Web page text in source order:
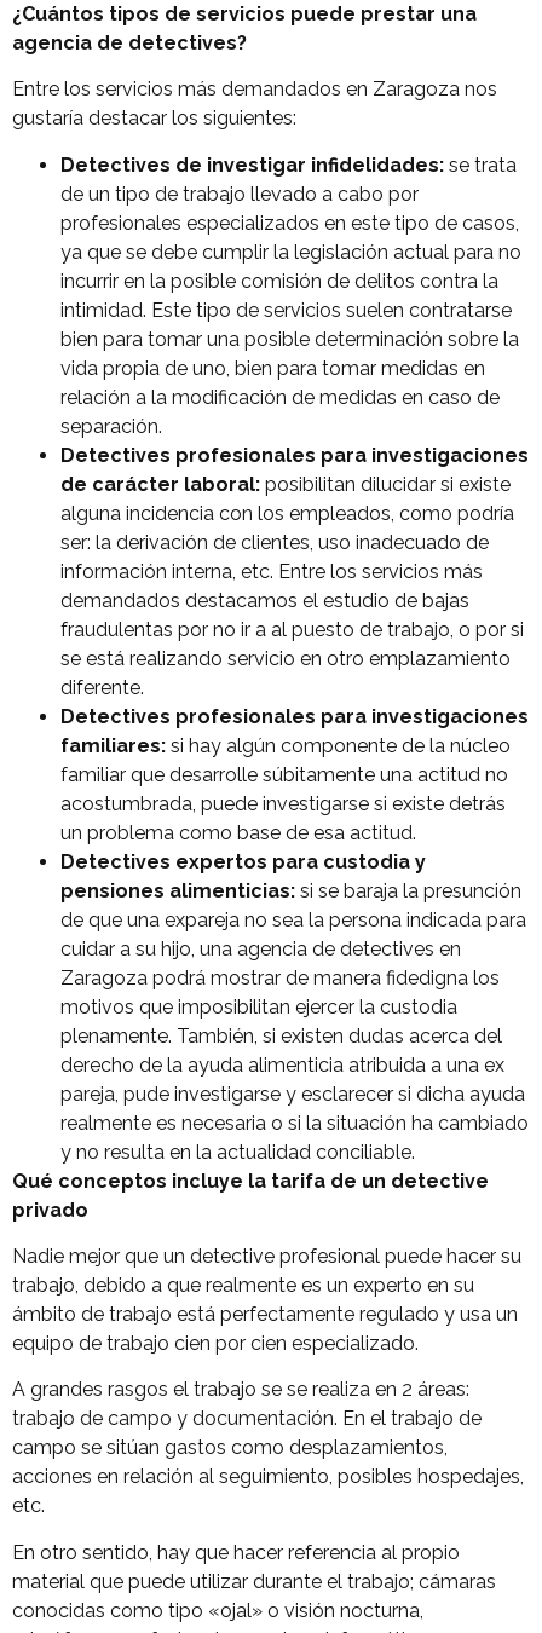
¿Cuántos tipos de servicios puede prestar una
agencia de detectives?
Entre los servicios más demandados en Zaragoza nos
gustaría destacar los siguientes:
Detectives de investigar infidelidades: se trata
de un tipo de trabajo llevado a cabo por
profesionales especializados en este tipo de casos,
ya que se debe cumplir la legislación actual para no
incurrir en la posible comisión de delitos contra la
intimidad. Este tipo de servicios suelen contratarse
bien para tomar una posible determinación sobre la
vida propia de uno, bien para tomar medidas en
relación a la modificación de medidas en caso de
separación.
Detectives profesionales para investigaciones
de carácter laboral: posibilitan dilucidar si existe
alguna incidencia con los empleados, como podría
ser: la derivación de clientes, uso inadecuado de
información interna, etc. Entre los servicios más
demandados destacamos el estudio de bajas
fraudulentas por no ir a al puesto de trabajo, o por si
se está realizando servicio en otro emplazamiento
diferente.
Detectives profesionales para investigaciones
familiares: si hay algún componente de la núcleo
familiar que desarrolle súbitamente una actitud no
acostumbrada, puede investigarse si existe detrás
un problema como base de esa actitud.
Detectives expertos para custodia y
pensiones alimenticias: si se baraja la presunción
de que una expareja no sea la persona indicada para
cuidar a su hijo, una agencia de detectives en
Zaragoza podrá mostrar de manera fidedigna los
motivos que imposibilitan ejercer la custodia
plenamente. También, si existen dudas acerca del
derecho de la ayuda alimenticia atribuida a una ex
pareja, pude investigarse y esclarecer si dicha ayuda
realmente es necesaria o si la situación ha cambiado
y no resulta en la actualidad conciliable.
Qué conceptos incluye la tarifa de un detective
privado
Nadie mejor que un detective profesional puede hacer su
trabajo, debido a que realmente es un experto en su
ámbito de trabajo está perfectamente regulado y usa un
equipo de trabajo cien por cien especializado.
A grandes rasgos el trabajo se se realiza en 2 áreas:
trabajo de campo y documentación. En el trabajo de
campo se sitúan gastos como desplazamientos,
acciones en relación al seguimiento, posibles hospedajes,
etc.
En otro sentido, hay que hacer referencia al propio
material que puede utilizar durante el trabajo; cámaras
conocidas como tipo «ojal» o visión nocturna,